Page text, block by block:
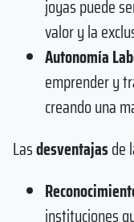
joyas puede
valor y la
Autonomía
emprender y
creando una
Lasdesventajasde
instituciones